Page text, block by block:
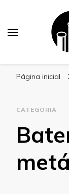
Página inicial
CATEGORIA